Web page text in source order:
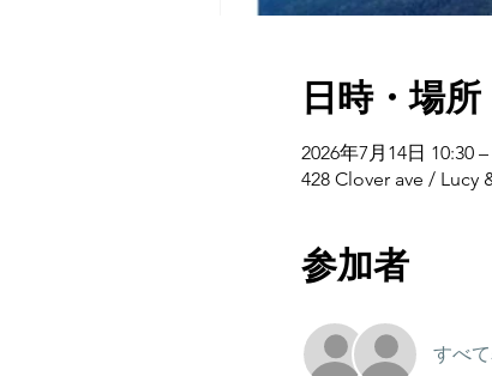
日時・場所
2026年7月14日 10:30 –
428 Clover ave / Lucy
参加者
すべ